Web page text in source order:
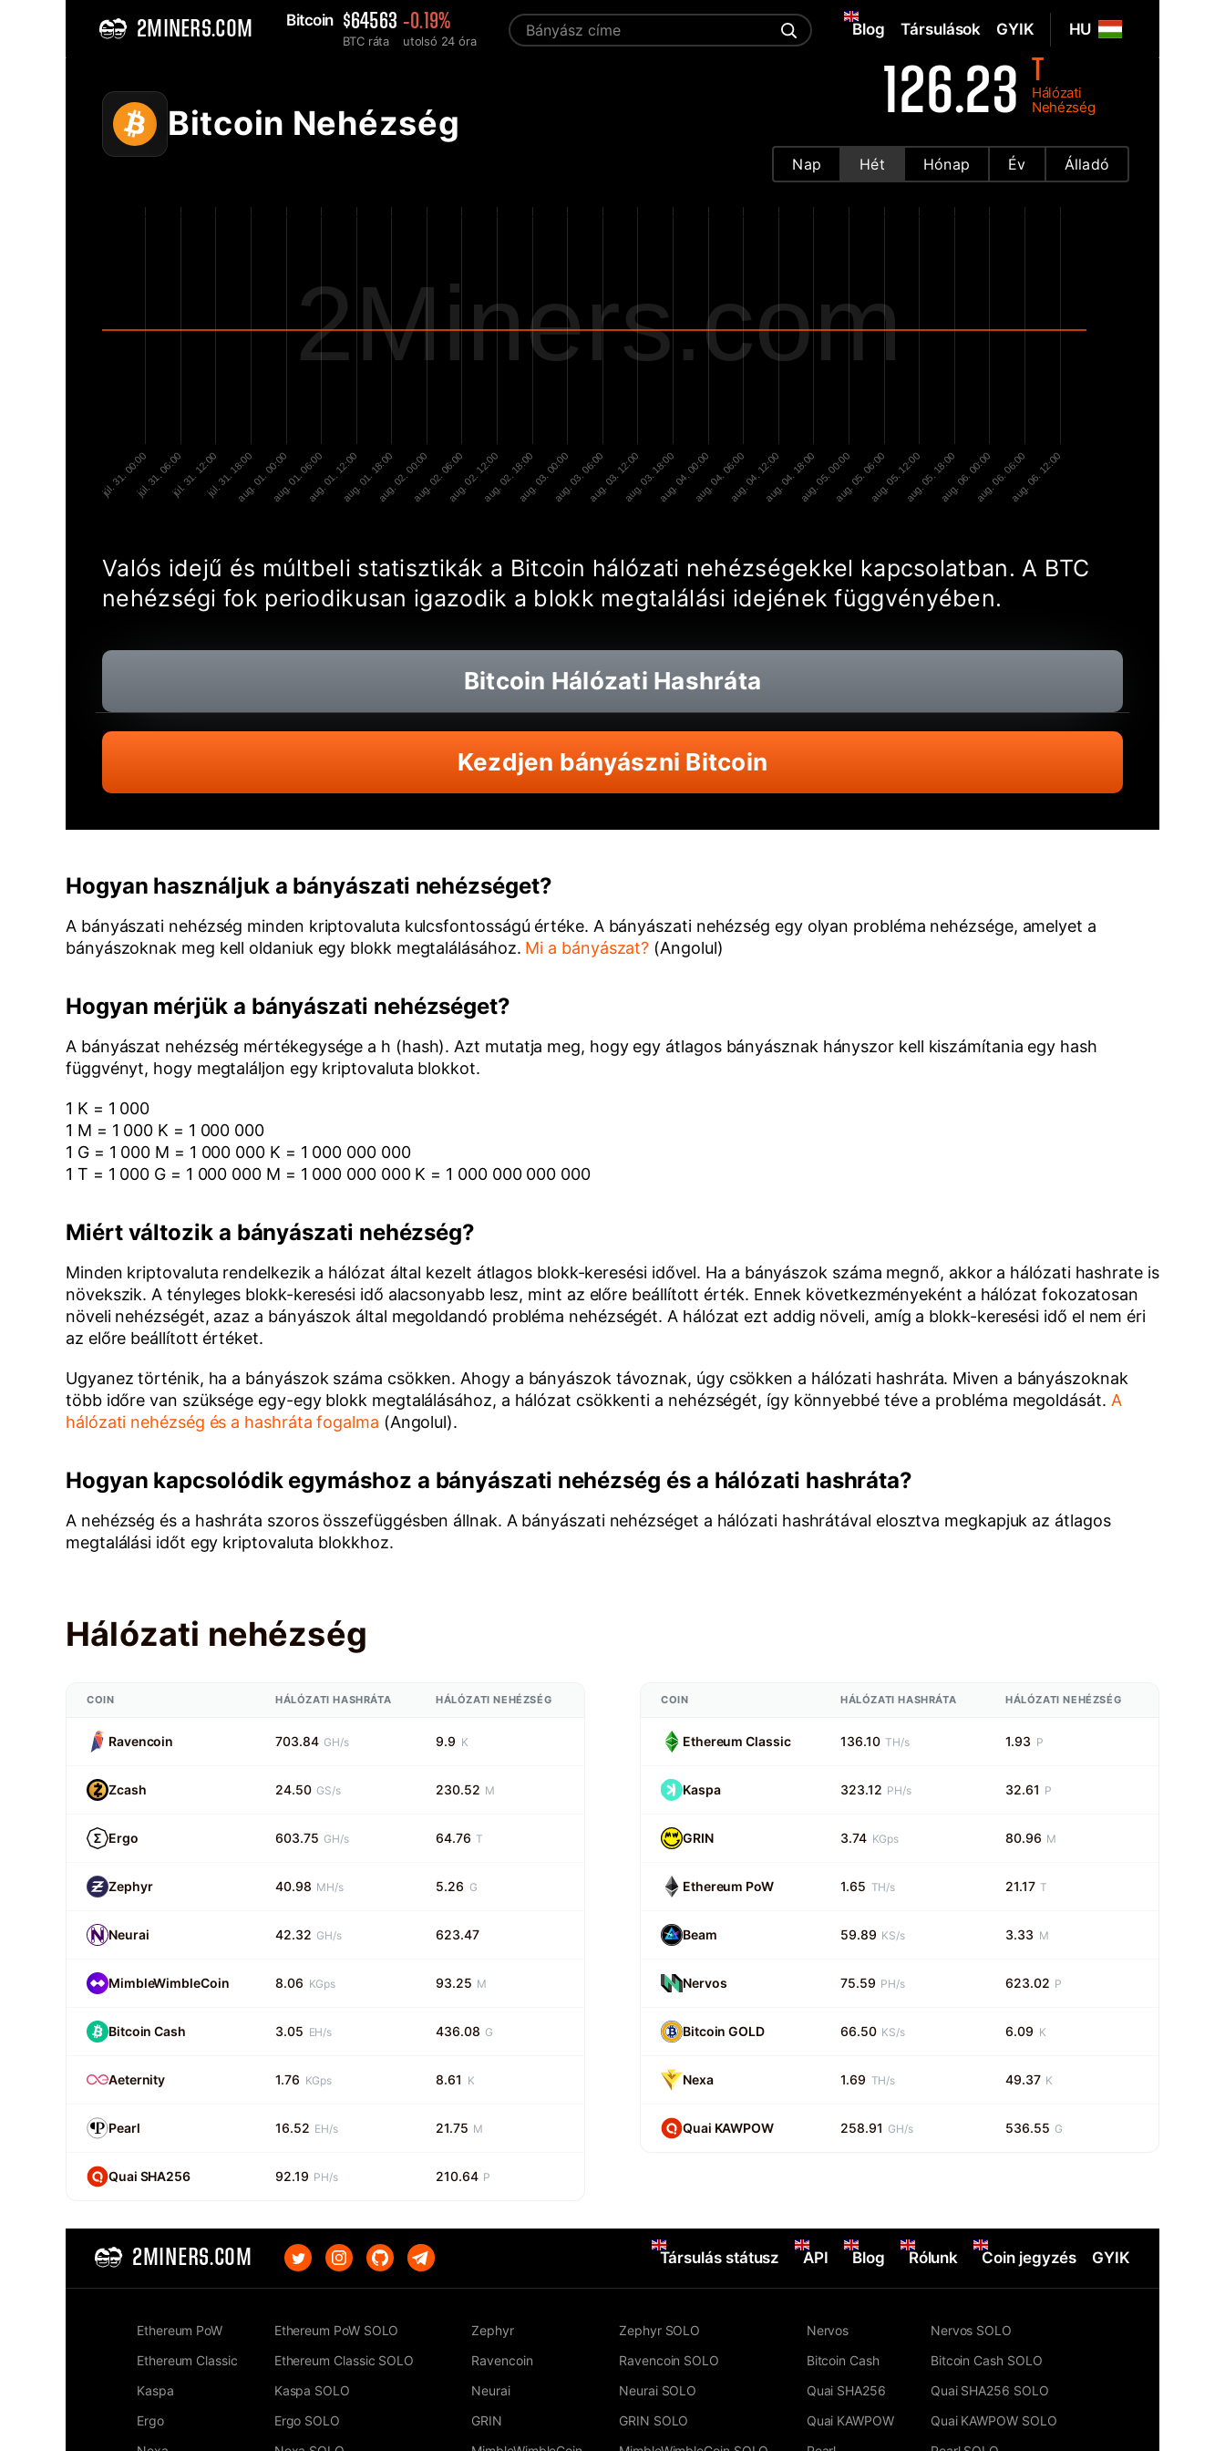
2MINERS.COM Bitcoin $64563
BTC ráta
-0.19%
utolsó 24 óra
HU
Blog Társulások GYIK
Bitcoin Nehézség 126.23 T
Hálózati
Nehézség
Nap Hét Hónap Év Álladó
2Miners.com
júl. 31. 00:00júl. 31. 06:00júl. 31. 12:00júl. 31. 18:00aug. 01. 00:00aug. 01. 06:00aug. 01. 12:00aug. 01. 18:00aug. 02. 00:00aug. 02. 06:00aug. 02. 12:00aug. 02. 18:00aug. 03. 00:00aug. 03. 06:00aug. 03. 12:00aug. 03. 18:00aug. 04. 00:00aug. 04. 06:00aug. 04. 12:00aug. 04. 18:00aug. 05. 00:00aug. 05. 06:00aug. 05. 12:00aug. 05. 18:00aug. 06. 00:00aug. 06. 06:00aug. 06. 12:00
Valós idejű és múltbeli statisztikák a Bitcoin hálózati nehézségekkel kapcsolatban. A BTC
nehézségi fok periodikusan igazodik a blokk megtalálási idejének függvényében.
Bitcoin Hálózati Hashráta
Kezdjen bányászni Bitcoin
Hogyan használjuk a bányászati nehézséget?
A bányászati nehézség minden kriptovaluta kulcsfontosságú értéke. A bányászati nehézség egy olyan probléma nehézsége, amelyet a
bányászoknak meg kell oldaniuk egy blokk megtalálásához. Mi a bányászat? (Angolul)
Hogyan mérjük a bányászati nehézséget?
A bányászat nehézség mértékegysége a h (hash). Azt mutatja meg, hogy egy átlagos bányásznak hányszor kell kiszámítania egy hash
függvényt, hogy megtaláljon egy kriptovaluta blokkot.
1 K = 1 000
1 M = 1 000 K = 1 000 000
1 G = 1 000 M = 1 000 000 K = 1 000 000 000
1 T = 1 000 G = 1 000 000 M = 1 000 000 000 K = 1 000 000 000 000
Miért változik a bányászati nehézség?
Minden kriptovaluta rendelkezik a hálózat által kezelt átlagos blokk-keresési idővel. Ha a bányászok száma megnő, akkor a hálózati hashrate is
növekszik. A tényleges blokk-keresési idő alacsonyabb lesz, mint az előre beállított érték. Ennek következményeként a hálózat fokozatosan
növeli nehézségét, azaz a bányászok által megoldandó probléma nehézségét. A hálózat ezt addig növeli, amíg a blokk-keresési idő el nem éri
az előre beállított értéket.
Ugyanez történik, ha a bányászok száma csökken. Ahogy a bányászok távoznak, úgy csökken a hálózati hashráta. Miven a bányászoknak
több időre van szüksége egy-egy blokk megtalálásához, a hálózat csökkenti a nehézségét, így könnyebbé téve a probléma megoldását. A
hálózati nehézség és a hashráta fogalma (Angolul).
Hogyan kapcsolódik egymáshoz a bányászati nehézség és a hálózati hashráta?
A nehézség és a hashráta szoros összefüggésben állnak. A bányászati nehézséget a hálózati hashrátával elosztva megkapjuk az átlagos
megtalálási időt egy kriptovaluta blokkhoz.
Hálózati nehézség
COIN HÁLÓZATI HASHRÁTA HÁLÓZATI NEHÉZSÉG
Ravencoin 703.84 GH/s 9.9 K
Zcash 24.50 GS/s 230.52 M
Ergo 603.75 GH/s 64.76 T
Zephyr 40.98 MH/s 5.26 G
Neurai 42.32 GH/s 623.47
MimbleWimbleCoin 8.06 KGps 93.25 M
Bitcoin Cash 3.05 EH/s 436.08 G
Aeternity 1.76 KGps 8.61 K
Pearl 16.52 EH/s 21.75 M
Quai SHA256 92.19 PH/s 210.64 P
COIN HÁLÓZATI HASHRÁTA HÁLÓZATI NEHÉZSÉG
Ethereum Classic 136.10 TH/s 1.93 P
Kaspa 323.12 PH/s 32.61 P
GRIN 3.74 KGps 80.96 M
Ethereum PoW 1.65 TH/s 21.17 T
Beam 59.89 KS/s 3.33 M
Nervos 75.59 PH/s 623.02 P
Bitcoin GOLD 66.50 KS/s 6.09 K
Nexa 1.69 TH/s 49.37 K
Quai KAWPOW 258.91 GH/s 536.55 G
2MINERS.COM Társulás státusz API Blog Rólunk Coin jegyzés GYIK
Ethereum PoW
Ethereum Classic
Kaspa
Ergo
Ethereum PoW SOLO
Ethereum Classic SOLO
Kaspa SOLO
Ergo SOLO
Zephyr
Ravencoin
Neurai
GRIN
Zephyr SOLO
Ravencoin SOLO
Neurai SOLO
GRIN SOLO
Nervos
Bitcoin Cash
Quai SHA256
Quai KAWPOW
Nervos SOLO
Bitcoin Cash SOLO
Quai SHA256 SOLO
Quai KAWPOW SOLO